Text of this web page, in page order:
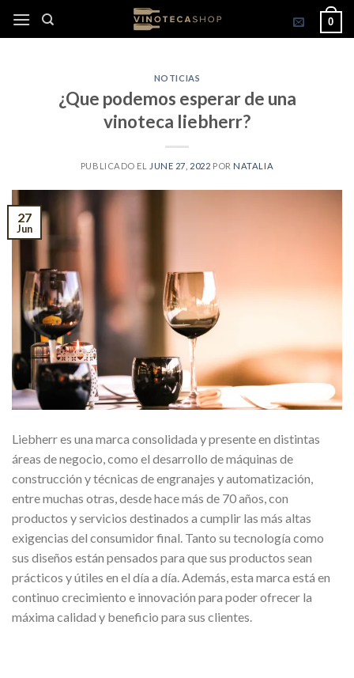
0
NOTICIAS
¿Que podemos esperar de una
vinoteca liebherr?
PUBLICADO EL JUNE 27, 2022 POR NATALIA
27
Jun
Liebherr es una marca consolidada y presente en distintas
áreas de negocio, como el desarrollo de máquinas de
construcción y técnicas de engranajes y automatización,
entre muchas otras, desde hace más de 70 años, con
productos y servicios destinados a cumplir las más altas
exigencias del consumidor final. Tanto su tecnología como
sus diseños están pensados para que sus productos sean
prácticos y útiles en el día a día. Además, esta marca está en
continuo crecimiento e innovación para poder ofrecer la
máxima calidad y beneficio para sus clientes.